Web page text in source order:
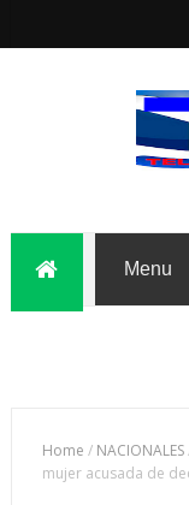
Home / NACIONALES
mujer acusada de